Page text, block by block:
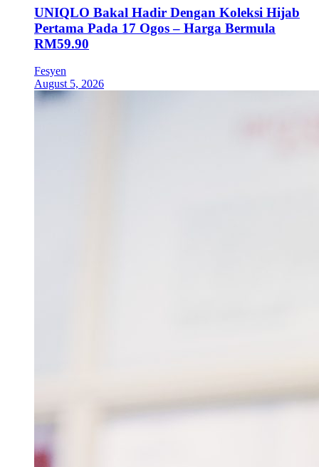
UNIQLO Bakal Hadir Dengan Koleksi Hijab
Pertama Pada 17 Ogos – Harga Bermula
RM59.90
Fesyen
August 5, 2026